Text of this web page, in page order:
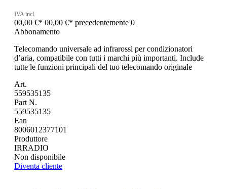
IVA incl.
00,00 €* 00,00 €* precedentemente 0
Abbonamento
Telecomando universale ad infrarossi per condizionatori
d’aria, compatibile con tutti i marchi più importanti. Include
tutte le funzioni principali del tuo telecomando originale
Art.
559535135
Part N.
559535135
Ean
8006012377101
Produttore
IRRADIO
Non disponibile
Diventa cliente